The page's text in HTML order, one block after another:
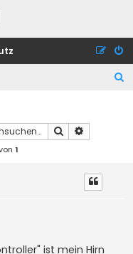
Suche
1
ist mein Hirn